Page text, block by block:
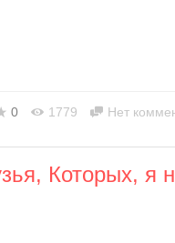
0 1779 Нет
Которых, я